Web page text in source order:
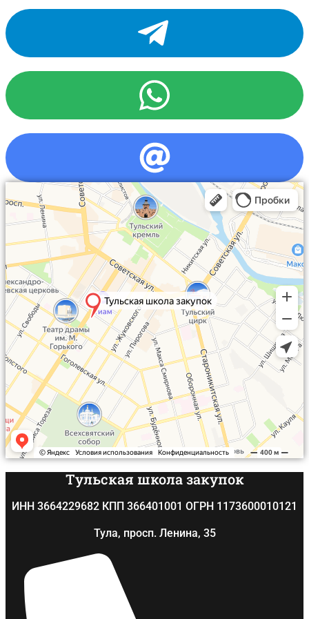
Сразу отправим в
Telegram, MAX или
материалы в PDF:
Термины и определения 44-ФЗ
Тульская школа закупок
ИНН 3664229682 КПП 366401001 ОГРН 1173600010121
Тула, просп. Ленина, 35